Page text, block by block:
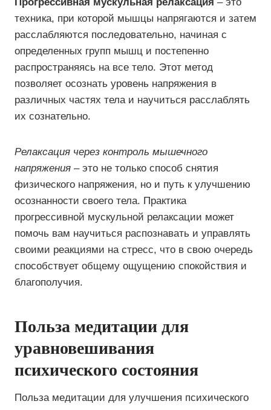
техника, при которой мышцы напрягаются и затем
расслабляются последовательно, начиная с
определенных групп мышц и постепенно
распространяясь на все тело. Этот метод
позволяет осознать уровень напряжения в
различных частях тела и научиться расслаблять
их сознательно.
Релаксация через контроль мышечного
напряжения – это не только способ снятия
физического напряжения, но и путь к улучшению
осознанности своего тела. Практика
прогрессивной мускульной релаксации может
помочь вам научиться распознавать и управлять
своими реакциями на стресс, что в свою очередь
способствует общему ощущению спокойствия и
благополучия.
Польза медитации для
уравновешивания
психического состояния
Польза медитации для улучшения психического